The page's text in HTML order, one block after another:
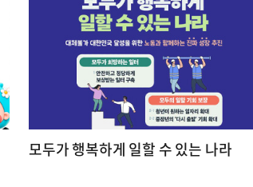
모두가 행복하게 일할 수 있는 나라